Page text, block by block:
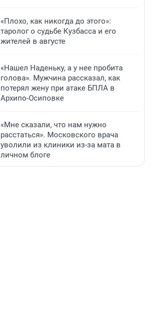
«Плохо, как никогда до этого»:
таролог о судьбе Кузбасса и его
жителей в августе
«Нашел Наденьку, а у нее пробита
голова». Мужчина рассказал, как
потерял жену при атаке БПЛА в
Архипо-Осиповке
«Мне сказали, что нам нужно
расстаться». Московского врача
уволили из клиники из-за мата в
личном блоге